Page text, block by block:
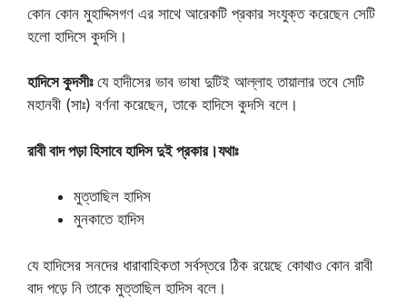
কোন কোন মুহাদ্দিসগণ এর সাথে আরেকটি প্রকার সংযুক্ত করেছেন সেটি
হলো হাদিসে কুদসি।
হাদিসে কুদসীঃযে হাদীসের ভাব ভাষা দুটিই আল্লাহ তায়ালার তবে সেটি
মহানবী (সাঃ) বর্ণনা করেছেন, তাকে হাদিসে কুদসি বলে।
রাবী বাদ পড়া হিসাবে হাদিস দুই প্রকার।যথাঃ
মুত্তাছিল হাদিস
মুনকাতে হাদিস
যে হাদিসের সনদের ধারাবাহিকতা সর্বস্তরে ঠিক রয়েছে কোথাও কোন রাবী
বাদ পড়ে নি তাকে মুত্তাছিল হাদিস বলে।